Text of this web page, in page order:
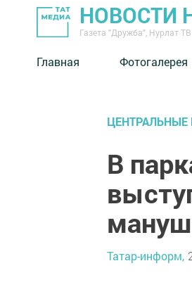
НОВОСТИ
Газета "Дружба", Нурлат
Главная Фотогалерея
ЦЕНТРАЛЬНЫЕ
В
Татар-информ,